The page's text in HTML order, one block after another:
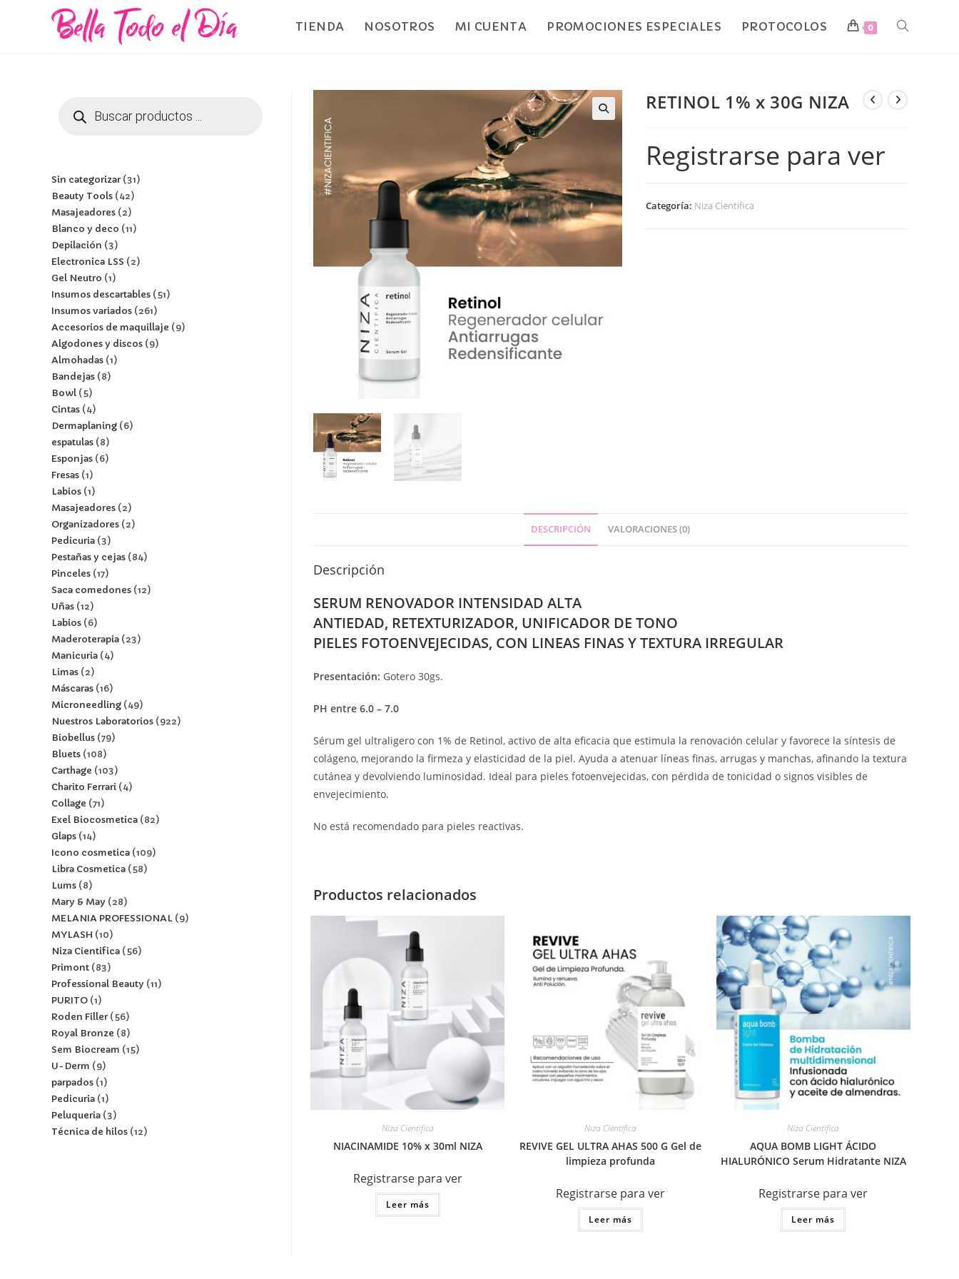
TIENDA NOSOTROS MI CUENTA PROMOCIONES ESPECIALES PROTOCOLOS 0
RETINOL 1% x 30G NIZA
Registrarse para ver
Categoría: Niza Cientifica
DESCRIPCIÓN VALORACIONES (0)
Descripción
SERUM RENOVADOR INTENSIDAD ALTA
ANTIEDAD, RETEXTURIZADOR, UNIFICADOR DE TONO
PIELES FOTOENVEJECIDAS, CON LINEAS FINAS Y TEXTURA IRREGULAR
Presentación: Gotero 30gs.
PH entre 6.0 – 7.0
Sérum gel ultraligero con 1% de Retinol, activo de alta eficacia que estimula la renovación celular y favorece la síntesis de
colágeno, mejorando la firmeza y elasticidad de la piel. Ayuda a atenuar líneas finas, arrugas y manchas, afinando la textura
cutánea y devolviendo luminosidad. Ideal para pieles fotoenvejecidas, con pérdida de tonicidad o signos visibles de
envejecimiento.
No está recomendado para pieles reactivas.
Productos relacionados
Niza Cientifica
NIACINAMIDE 10% x 30ml NIZA
Registrarse para ver
Leer más
Niza Cientifica
REVIVE GEL ULTRA AHAS 500 G Gel de
limpieza profunda
Registrarse para ver
Leer más
Niza Cientifica
AQUA BOMB LIGHT ÁCIDO
HIALURÓNICO Serum Hidratante NIZA
Registrarse para ver
Leer más
Sin categorizar 31
Beauty Tools 42
Masajeadores 2
Blanco y deco 11
Depilación 3
Electronica LSS
2
Gel Neutro 1
Insumos descartables 51
Insumos variados 261
Accesorios de maquillaje
9
Algodones y discos 9
Almohadas 1
Bandejas 8
Bowl 5
Cintas 4
Dermaplaning 6
espatulas 8
Esponjas 6
Fresas 1
Labios 1
Masajeadores 2
Organizadores 2
Pedicuria 3
Pestañas y cejas 84
Pinceles 17
Saca comedones 12
Uñas 12
Labios 6
Maderoterapia 23
Manicuria 4
Limas 2
Máscaras 16
Microneedling 49
Nuestros Laboratorios 922
Biobellus 79
Bluets 108
Carthage 103
Charito Ferrari 4
Collage 71
Exel Biocosmetica 82
Glaps 14
Icono cosmetica 109
Libra Cosmetica 58
Lums 8
Mary & May
28
MELANIA PROFESSIONAL 9
MYLASH 10
Niza Cientifica 56
Primont 83
Professional Beauty 11
PURITO 1
Roden Filler 56
Royal Bronze
8
Sem Biocream 15
U-Derm
9
parpados 1
Pedicuria 1
Peluqueria 3
Técnica de hilos 12